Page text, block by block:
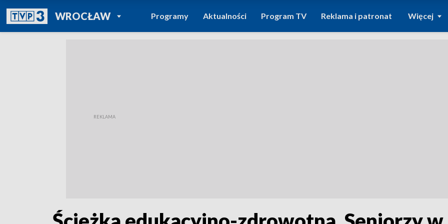
WROCŁAWPOWRÓT DO
TVP REGIONY
Programy Aktualności Program TV Reklama i patronat Więcej